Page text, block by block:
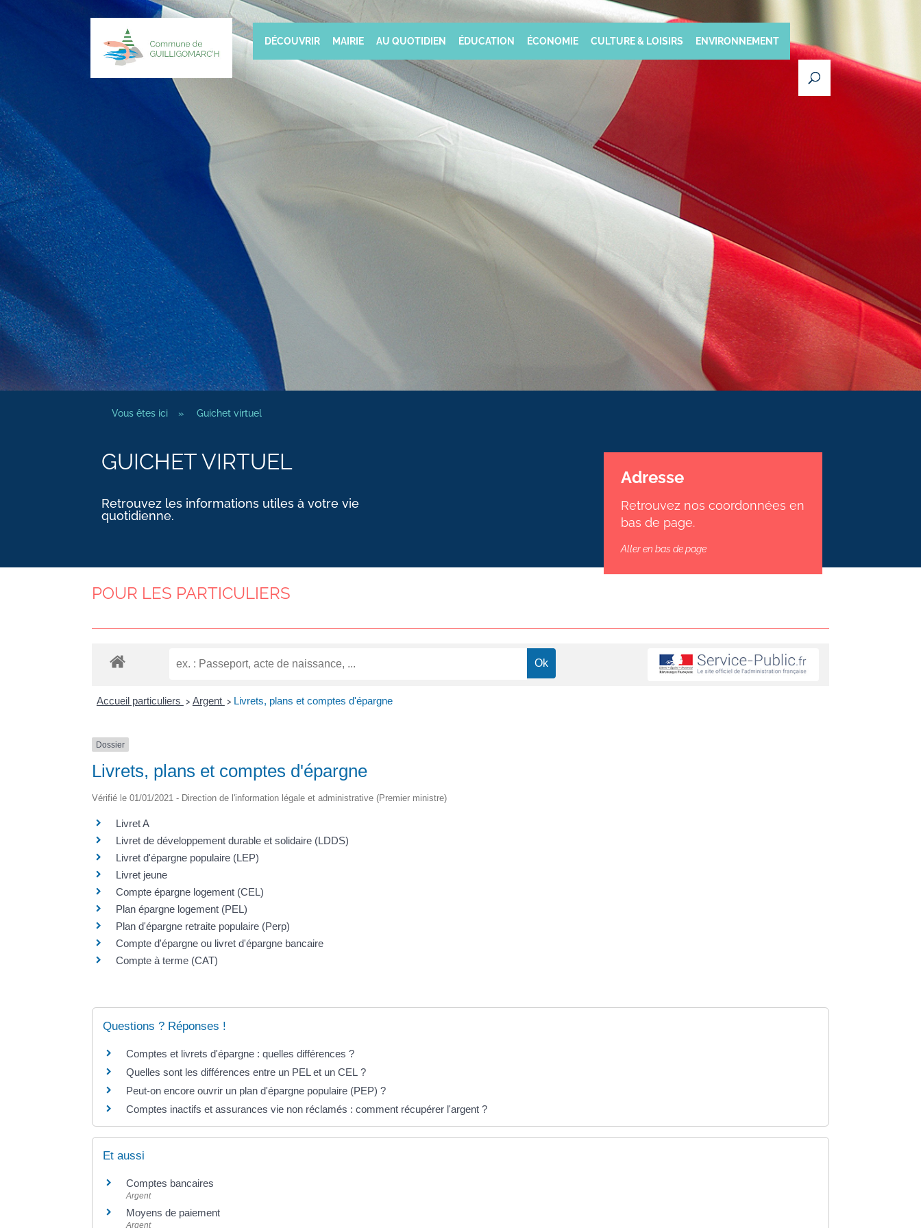
DÉCOUVRIR MAIRIE AU QUOTIDIEN ÉDUCATION ÉCONOMIE CULTURE & LOISIRS ENVIRONNEMENT
Vous êtes ici » Guichet virtuel
GUICHET VIRTUEL
Retrouvez les informations utiles à votre vie
quotidienne.
Adresse
Retrouvez nos coordonnées en
bas de page.
Aller en bas de page
POUR LES PARTICULIERS
Accueil particuliers > Argent > Livrets, plans et comptes d'épargne
Dossier
Livrets, plans et comptes d'épargne
Vérifié le 01/01/2021 - Direction de l'information légale et administrative (Premier ministre)
Livret A
Livret de développement durable et solidaire (LDDS)
Livret d'épargne populaire (LEP)
Livret jeune
Compte épargne logement (CEL)
Plan épargne logement (PEL)
Plan d'épargne retraite populaire (Perp)
Compte d'épargne ou livret d'épargne bancaire
Compte à terme (CAT)
Questions ? Réponses !
Comptes et livrets d'épargne : quelles différences ?
Quelles sont les différences entre un PEL et un CEL ?
Peut-on encore ouvrir un plan d'épargne populaire (PEP) ?
Comptes inactifs et assurances vie non réclamés : comment récupérer l'argent ?
Et aussi
Comptes bancaires
Argent
Moyens de paiement
Argent